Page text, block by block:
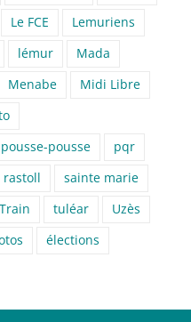
Le FCE
Lemuriens
lémur
Mada
Menabe
Midi Libre
pousse-pousse
pqr
rastoll
sainte marie
Train tuléar
Uzès
élections